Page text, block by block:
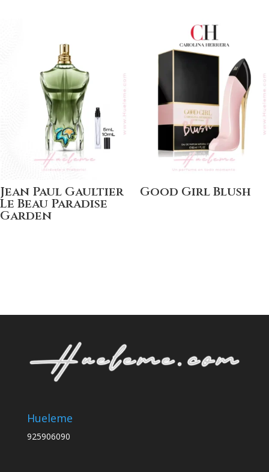
S/
Jean Paul Gaultier
Le Beau Paradise
Garden
Good Girl Blush
Hueleme
925906090